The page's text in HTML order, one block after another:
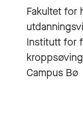
Fakultet for
Institutt for
kroppsøving
Campus Bø